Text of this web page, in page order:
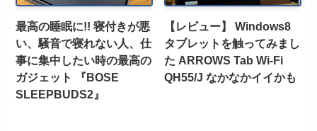
最高の睡眠に!! 寝付きが悪
い、騒音で寝れない人、仕
事に集中したい時の最高の
ガジェット 『BOSE
SLEEPBUDS2』
【レビュー】 Windows8
タブレットを触ってみまし
た ARROWS Tab Wi-Fi
QH55/J なかなかイイかも